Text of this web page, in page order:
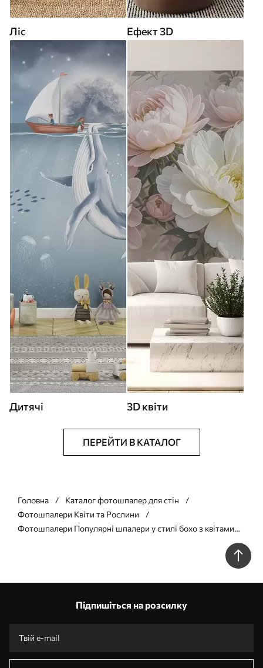
Ліс Ефект 3D
Дитячі 3D квіти
ПЕРЕЙТИ В КАТАЛОГ
Головна
Каталог фотошпалер для стін
Фотошпалери Квіти та Рослини
Фотошпалери Популярні шпалери у стилі бохо з квітами
Підпишіться на розсилку